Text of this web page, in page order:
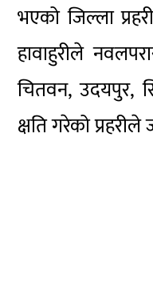
भएको जिल्ला
हावाहुरीले
चितवन, उदयपुर,
क्षति गरेको